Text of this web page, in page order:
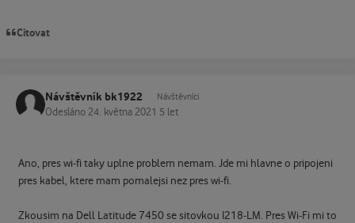
Citovat
Návštěvník bk1922 Návštěvníci
Odesláno 24. května 2021 5 let
Ano, pres wi-fi taky uplne problem nemam. Jde mi hlavne o pripojeni
pres kabel, ktere mam pomalejsi nez pres wi-fi.
Zkousim na Dell Latitude 7450 se sitovkou I218-LM. Pres Wi-Fi mi to